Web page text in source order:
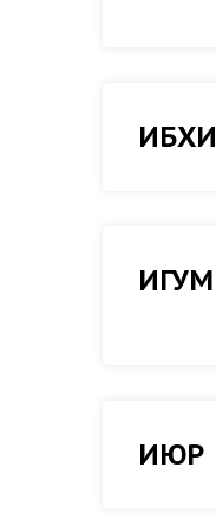
ИБХИ
ИГУМ
ИЮР